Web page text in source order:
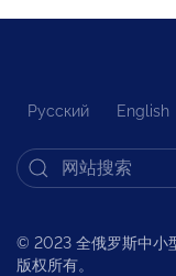
Русский English
© 2023 全俄罗斯中小
版权所有。